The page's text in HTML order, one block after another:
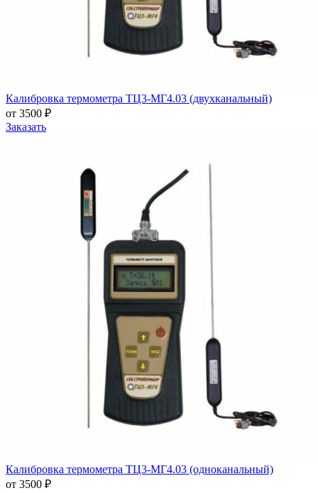
Калибровка термометра ТЦ3-МГ4.03 (двухканальный)
от 3500 ₽
Заказать
Калибровка термометра ТЦ3-МГ4.03 (одноканальный)
от 3500 ₽